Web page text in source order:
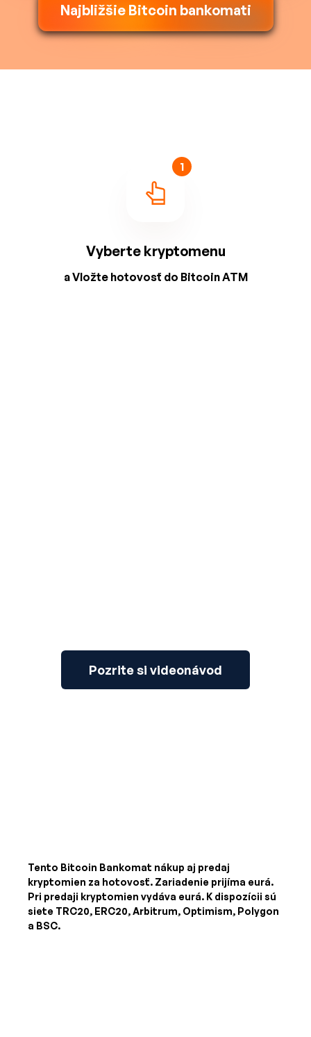
Najbližšie Bitcoin bankomati
1
Vyberte kryptomenu
a Vložte hotovosť do Bitcoin ATM
Pozrite si videonávod
Tento Bitcoin Bankomat nákup aj predaj
kryptomien za hotovosť. Zariadenie prijíma eurá.
Pri predaji kryptomien vydáva eurá. K dispozícii sú
siete TRC20, ERC20, Arbitrum, Optimism, Polygon
a BSC.